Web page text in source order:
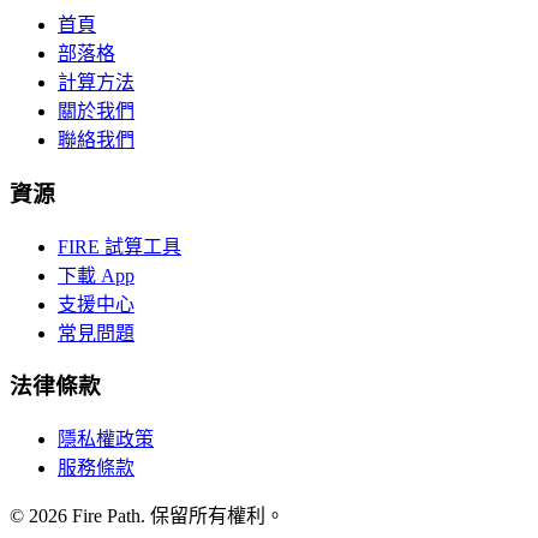
首頁
部落格
計算方法
關於我們
聯絡我們
資源
FIRE 試算工具
下載 App
支援中心
常見問題
法律條款
隱私權政策
服務條款
© 2026 Fire Path. 保留所有權利。